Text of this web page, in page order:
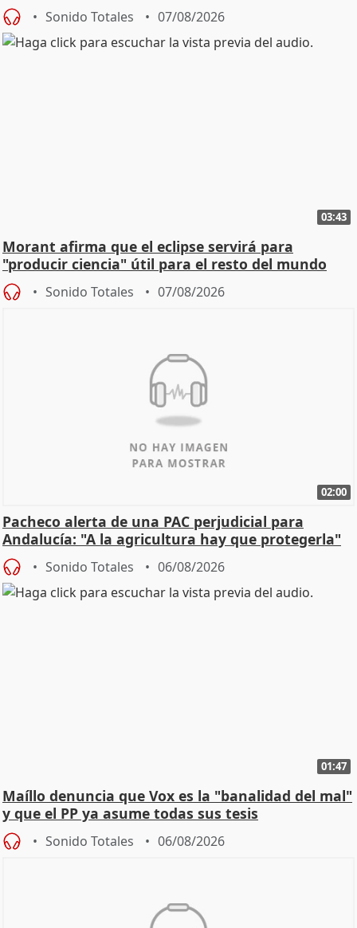
Sonido Totales 07/08/2026
03:43
Morant afirma que el eclipse servirá para
"producir ciencia" útil para el resto del mundo
Sonido Totales 07/08/2026
02:00
Pacheco alerta de una PAC perjudicial para
Andalucía: "A la agricultura hay que protegerla"
Sonido Totales 06/08/2026
01:47
Maíllo denuncia que Vox es la "banalidad del mal"
y que el PP ya asume todas sus tesis
Sonido Totales 06/08/2026